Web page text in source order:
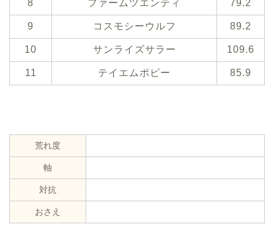
8 ファームツエンティ 79.2
9 コスモシーウルフ 89.2
10 サンライズサラー 109.6
11 テイエムポピー 85.9
荒れ度
軸
対抗
おさえ